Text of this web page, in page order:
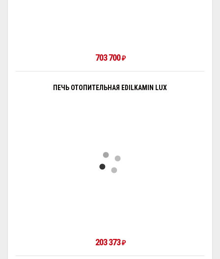
703 700₽
ПЕЧЬ ОТОПИТЕЛЬНАЯ EDILKAMIN LUX
203 373₽